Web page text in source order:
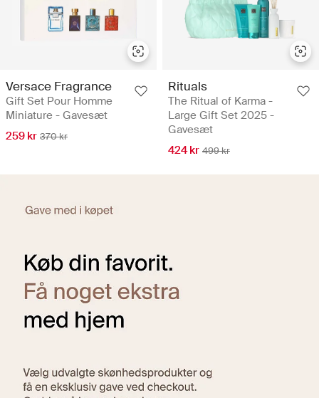
Versace Fragrance
Gift Set Pour Homme
Miniature - Gavesæt
259 kr 370 kr
Rituals
The Ritual of Karma -
Large Gift Set 2025 -
Gavesæt
424 kr 499 kr